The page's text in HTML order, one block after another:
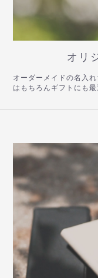
オリ
オーダーメイドの名入
はもちろんギフトにも最